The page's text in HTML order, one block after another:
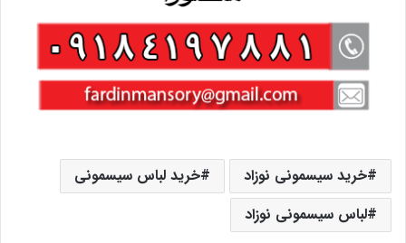
خرید سیسمونی نوزاد
خرید لباس سیسمونی
لباس سیسمونی نوزاد